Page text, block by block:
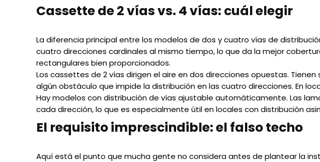
Cassette de 2 vías vs. 4 vías: cuál elegir
La diferencia principal entre los modelos de dos y cuatro vías de
cuatro direcciones cardinales al mismo tiempo, lo que da la mejor
rectangulares bien proporcionados.
Los cassettes de 2 vías dirigen el aire en dos direcciones opuestas.
algún obstáculo que impide la distribución en las cuatro direcciones. En
Hay modelos con distribución de vías ajustable automáticamente. Las
cada dirección, lo que es especialmente útil en locales con distribución
El requisito imprescindible: el falso techo
Aquí está el punto que mucha gente no considera antes de plantear la